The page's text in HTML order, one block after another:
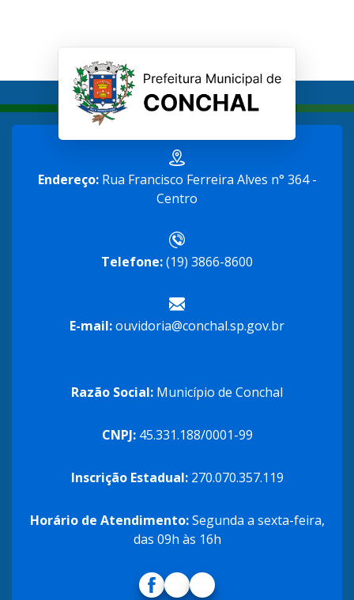
Endereço:Rua Francisco Ferreira Alves n° 364 -
Centro
Telefone:(19) 3866-8600
E-mail:ouvidoria@conchal.sp.gov.br
Razão Social: Município de Conchal
CNPJ:45.331.188/0001-99
Inscrição Estadual:270.070.357.119
Horário de Atendimento:Segunda a sexta-feira,
das 09h às 16h